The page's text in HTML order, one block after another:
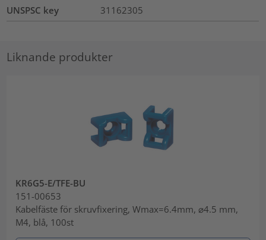
UNSPSC key
31162305
Liknande produkter
KR6G5-E/TFE-BU
151-00653
Kabelfäste för skruvfixering, Wmax=6.4mm, ⌀4.5 mm,
M4, blå, 100st